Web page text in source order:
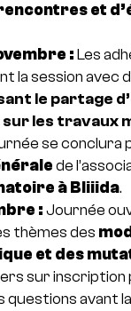
et
: Les
la session avec
le partage
les travaux
se conclura
de
à Bliiida.
: Journée
thèmes des
et des
sur
questions avant la